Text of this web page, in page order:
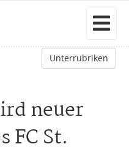
Unterrubriken
neuer
FC St.